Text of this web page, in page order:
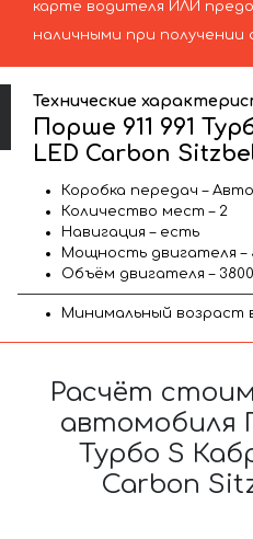
карте водителя ИЛИ
наличными при получении
Технические
Порше 911 991
LED Carbon
Коробка передач –
Количество мест – 2
Навигация – есть
Мощность двигателя –
Объём двигателя –
Минимальный возраст
Расчёт
автомобиля
Турбо S
Carbon